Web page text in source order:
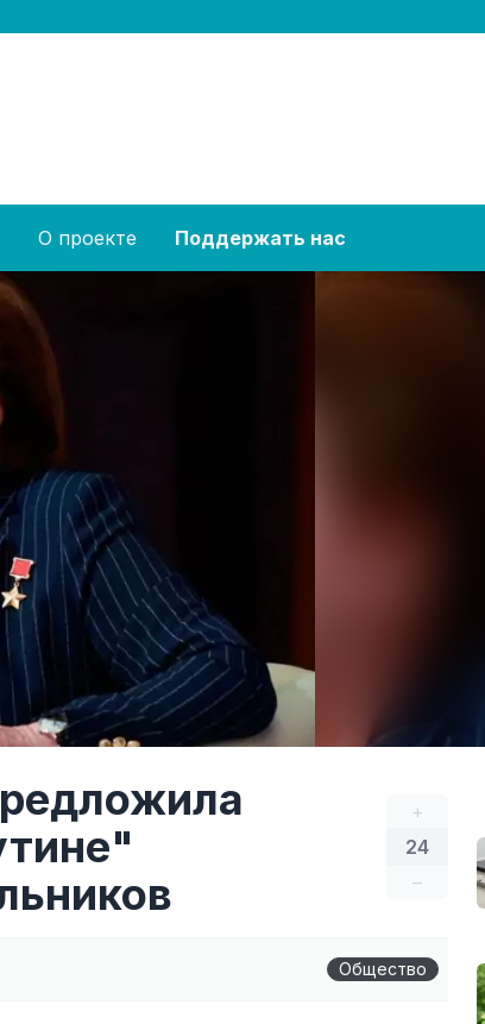
О проекте Поддержать нас
+
24
–
Общество